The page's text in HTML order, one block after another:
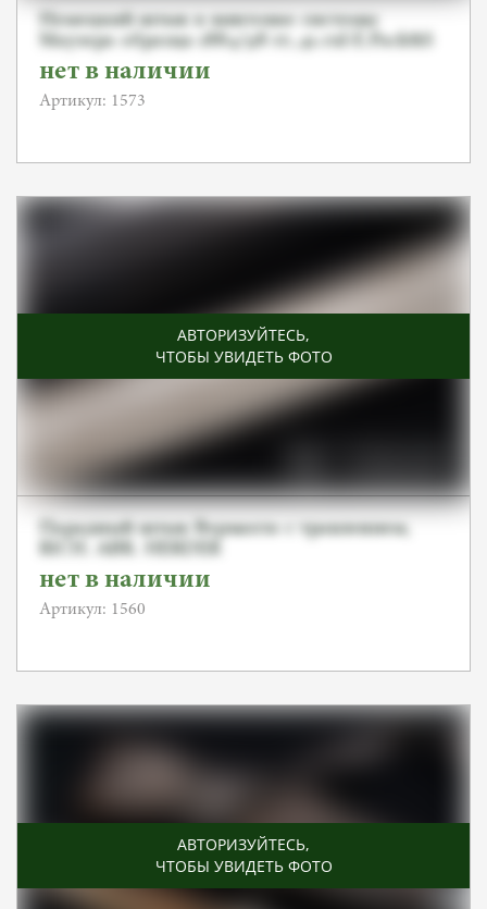
Немецкий штык к винтовке системы
Маузера образца 1884/98 гг.,41.cul-E.Pack&S
нет в наличии
Артикул: 1573
АВТОРИЗУЙТЕСЬ,
ЧТОБЫ УВИДЕТЬ ФОТО
Парадный штык Вермахта с травлением,
нет в наличии
Артикул: 1560
АВТОРИЗУЙТЕСЬ,
ЧТОБЫ УВИДЕТЬ ФОТО